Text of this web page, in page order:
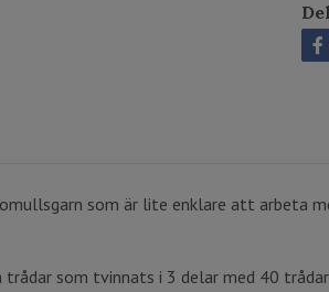
som är lite enklare att
som tvinnats i 3 delar med 40